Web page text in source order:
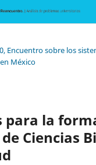
Encuentro sobre los
México
para la
Ciencias